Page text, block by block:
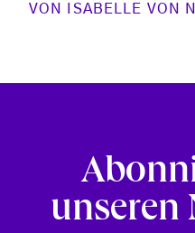
VON
ISABELLE VON
unseren